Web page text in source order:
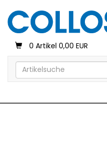
0 Artikel 0,00 EUR